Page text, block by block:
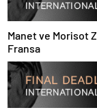
Manet ve Morisot
Fransa